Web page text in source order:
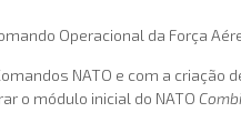
Operacional da Força
NATO e com a criação
o módulo inicial do NATO